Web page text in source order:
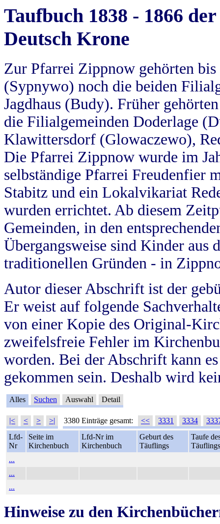
Taufbuch 1838 - 1866
Deutsch Krone
Zur Pfarrei Zippnow gehörten
(Sypnywo) noch die beiden
Jagdhaus (Budy). Früher
die Filialgemeinden Doderlage
Klawittersdorf (Glowaczewo),
Die Pfarrei Zippnow wurde im
selbständige Pfarrei Freudenfier
Stabitz und ein Lokalvikariat
wurden errichtet. Ab diesem
Gemeinden, in den
Übergangsweise sind Kinder aus
traditionellen Gründen - in
Autor dieser Abschrift ist der
Er weist auf folgende
von einer Kopie des Original-
zweifelsfreie Fehler im
worden. Bei der Abschrift kann
gekommen sein. Deshalb wird
Alles Suchen Auswahl Detail
|< < > >| 3380 Einträge gesamt: << 3331 3334
Lfd-
Nr
Seite im
Kirchenbuch
Lfd-Nr im
Kirchenbuch
Geburt des
Täuflings
Taufe
Täuflings
...
...
...
Hinweise zu den